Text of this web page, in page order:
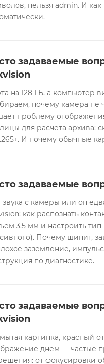
нельзя admin. И
задаваемые
на 128 ГБ, а компьютер
почему камера не
проблему
для расчета архива:
И почему обычные
задаваемые
звука с камеры или он
как распознать
3.5 мм и настроить
Почему шипит,
заземление,
по диагностике.
задаваемые
картинка, красный
днем — частые
от фокусировки